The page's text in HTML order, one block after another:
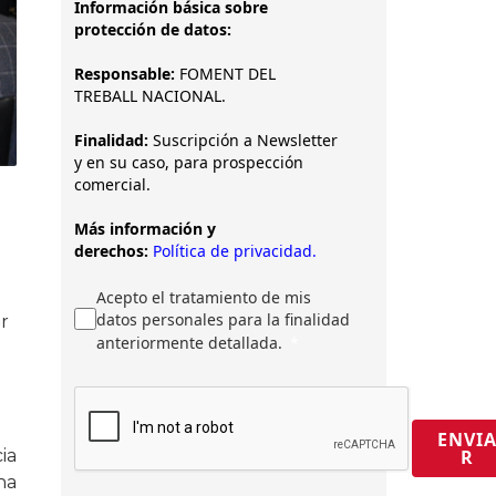
Información básica sobre
protección de datos:
Responsable: FOMENT DEL
TREBALL NACIONAL.
Finalidad: Suscripción a Newsletter
y en su caso, para prospección
comercial.
Más información y
derechos: Política de privacidad.
Acepto el tratamiento de mis
datos personales para la finalidad
anteriormente detallada.
ENVIA
R